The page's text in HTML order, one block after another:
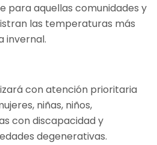
para aquellas comunidades y
las temperaturas más
invernal.
con atención prioritaria
niñas, niños,
con discapacidad y
degenerativas.